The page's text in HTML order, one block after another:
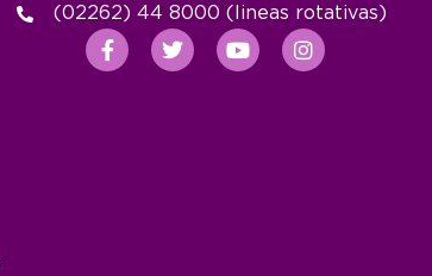
(02262) 44 8000 (lineas rotativas)